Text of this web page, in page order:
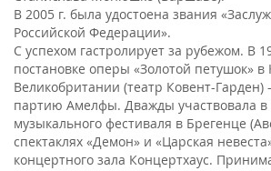
В 2005 г. была удостоена звания
Российской Федерации».
С успехом гастролирует за рубежом. В
постановке оперы «Золотой петушок» в
Великобритании (театр Ковент-
партию Амелфы. Дважды участвовала в
музыкального фестиваля в Брегенце
спектаклях «Демон» и «Царская
концертного зала Концертхаус.